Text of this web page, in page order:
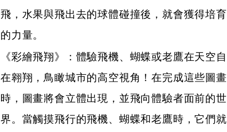
飛，水果與飛出去的球體碰撞後，就會獲得培育
的力量。
《彩繪飛翔》：體驗飛機、蝴蝶或老鷹在天空自
在翱翔，鳥瞰城市的高空視角！在完成這些圖畫
時，圖畫將會立體出現，並飛向體驗者面前的世
界。當觸摸飛行的飛機、蝴蝶和老鷹時，它們就